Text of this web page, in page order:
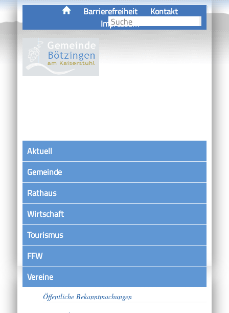
Barrierefreiheit
Kontakt
Impressum
Aktuell
Gemeinde
Rathaus
Wirtschaft
Tourismus
FFW
VereineSatzungen
Öffentliche Bekanntmachungen